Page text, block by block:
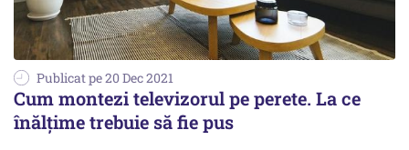
Publicat pe 20 Dec 2021
Cum montezi televizorul pe perete. La ce
înălțime trebuie să fie pus